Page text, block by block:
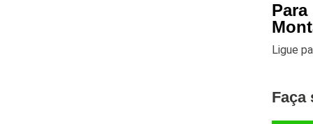
Ligue
Faça